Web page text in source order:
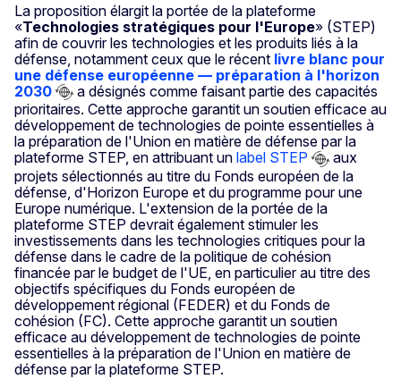
La proposition élargit la portée de la plateforme
«Technologies stratégiques pour l'Europe» (STEP)
afin de couvrir les technologies et les produits liés à la
défense, notamment ceux que le récent livre blanc pour
une défense européenne — préparation à l'horizon
2030
a désignés comme faisant partie des capacités
prioritaires. Cette approche garantit un soutien efficace au
développement de technologies de pointe essentielles à
la préparation de l'Union en matière de défense par la
plateforme STEP, en attribuant un label STEP
aux
projets sélectionnés au titre du Fonds européen de la
défense, d'Horizon Europe et du programme pour une
Europe numérique. L'extension de la portée de la
plateforme STEP devrait également stimuler les
investissements dans les technologies critiques pour la
défense dans le cadre de la politique de cohésion
financée par le budget de l'UE, en particulier au titre des
objectifs spécifiques du Fonds européen de
développement régional (FEDER) et du Fonds de
cohésion (FC). Cette approche garantit un soutien
efficace au développement de technologies de pointe
essentielles à la préparation de l'Union en matière de
défense par la plateforme STEP.